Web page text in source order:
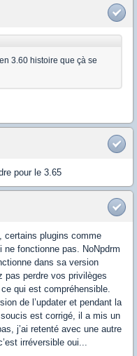
3.60 histoire que çà se
pour le 3.65
certains plugins comme
ne fonctionne pas. NoNpdrm
dans sa version
pas perdre vos privilèges
qui est compréhensible.
de l’updater et pendant la
est corrigé, il a mis un
j’ai retenté avec une autre
irréversible oui...